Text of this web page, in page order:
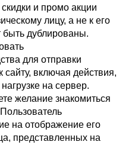
и промо акции
лицу, а не к его
быть дублированы.
для отправки
включая действия,
на сервер.
желание знакомиться
на отображение его
представленных на